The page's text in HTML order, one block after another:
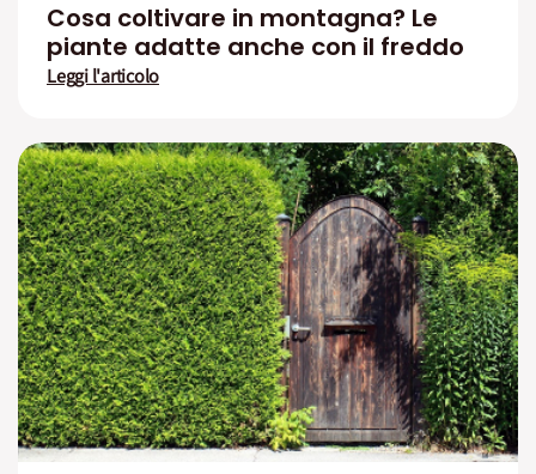
Cosa coltivare in montagna? Le
piante adatte anche con il freddo
Leggi l'articolo